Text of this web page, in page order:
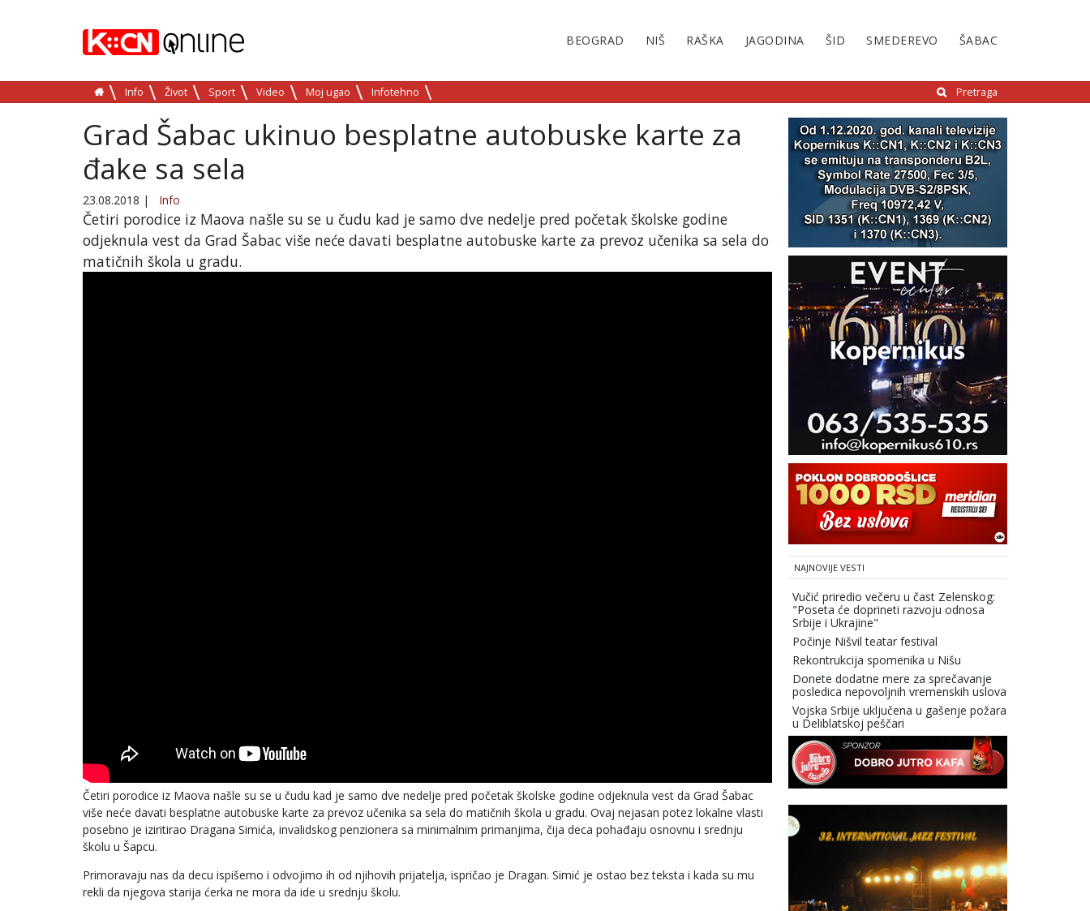
BEOGRAD NIŠ RAŠKA JAGODINA ŠID SMEDEREVO ŠABAC
Info Život Sport Video Moj ugao Infotehno Pretraga
Grad Šabac ukinuo besplatne autobuske karte za
đake sa sela
23.08.2018 | Info
Četiri porodice iz Maova našle su se u čudu kad je samo dve nedelje pred početak školske godine
odjeknula vest da Grad Šabac više neće davati besplatne autobuske karte za prevoz učenika sa sela do
matičnih škola u gradu.
Četiri porodice iz Maova našle su se u čudu kad je samo dve nedelje pred početak školske godine odjeknula vest da Grad Šabac
više neće davati besplatne autobuske karte za prevoz učenika sa sela do matičnih škola u gradu. Ovaj nejasan potez lokalne vlasti
posebno je iziritirao Dragana Simića, invalidskog penzionera sa minimalnim primanjima, čija deca pohađaju osnovnu i srednju
školu u Šapcu.
Primoravaju nas da decu ispišemo i odvojimo ih od njihovih prijatelja, ispričao je Dragan. Simić je ostao bez teksta i kada su mu
rekli da njegova starija ćerka ne mora da ide u srednju školu.
NAJNOVIJE VESTI
Vučić priredio večeru u čast Zelenskog:
"Poseta će doprineti razvoju odnosa
Srbije i Ukrajine"
Počinje Nišvil teatar festival
Rekontrukcija spomenika u Nišu
Donete dodatne mere za sprečavanje
posledica nepovoljnih vremenskih uslova
Vojska Srbije uključena u gašenje požara
u Deliblatskoj peščari